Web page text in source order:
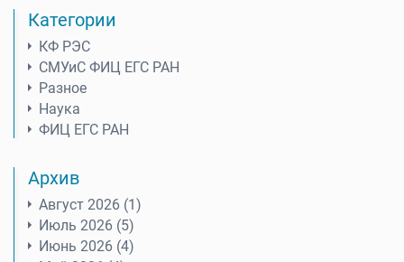
Категории
КФ РЭС
СМУиС ФИЦ ЕГС РАН
Разное
Наука
ФИЦ ЕГС РАН
Архив
Август 2026 (1)
Июль 2026 (5)
Июнь 2026 (4)